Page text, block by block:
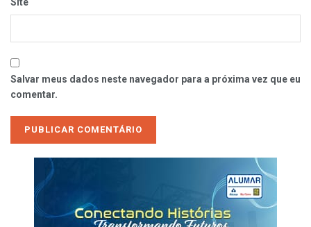
Salvar meus dados neste navegador para a próxima vez que eu
comentar.